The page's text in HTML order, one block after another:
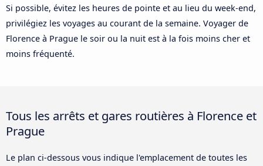
Si possible, évitez les heures de pointe et au lieu du week-end,
privilégiez les voyages au courant de la semaine. Voyager de
Florence à Prague le soir ou la nuit est à la fois moins cher et
moins fréquenté.
Tous les arrêts et gares routières à Florence et
Prague
Le plan ci-dessous vous indique l'emplacement de toutes les